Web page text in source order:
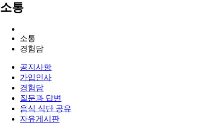
소통
소통
경험담
공지사항
가입인사
경험담
질문과 답변
음식 식단 공유
자유게시판